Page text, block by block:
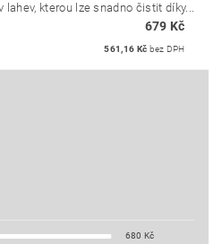
kterou lze snadno čistit díky...
679 Kč
561,16 Kč bez DPH
680 Kč